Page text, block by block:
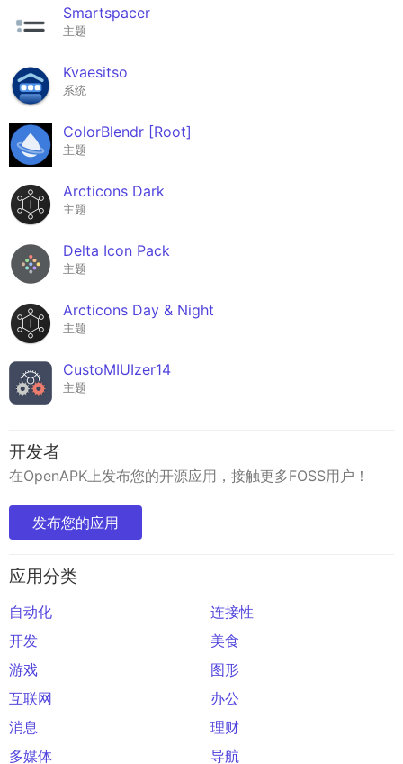
Smartspacer
主题
Kvaesitso
系统
ColorBlendr [Root]
主题
Arcticons Dark
主题
Delta Icon Pack
主题
Arcticons Day & Night
主题
CustoMIUIzer14
主题
开发者
在OpenAPK上发布您的开源应用，接触更多FOSS用户！
发布您的应用
应用分类
自动化
连接性
开发
美食
游戏
图形
互联网
办公
消息
理财
多媒体
导航